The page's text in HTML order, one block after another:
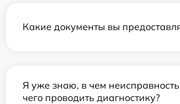
Какие документы вы
Я уже знаю, в чем
чего проводить диагностику?